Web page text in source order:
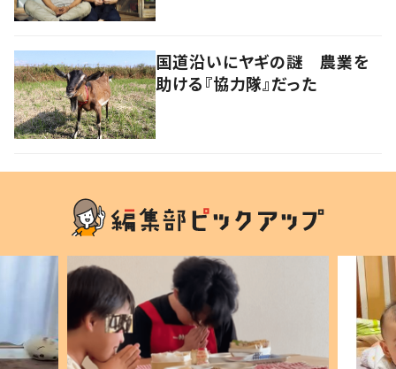
国道沿いにヤギの謎 農業を
助ける『協力隊』だった